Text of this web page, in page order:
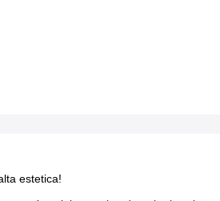
estetica!